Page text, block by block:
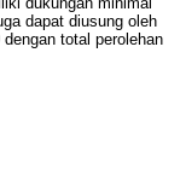
dapat diusung oleh
total perolehan